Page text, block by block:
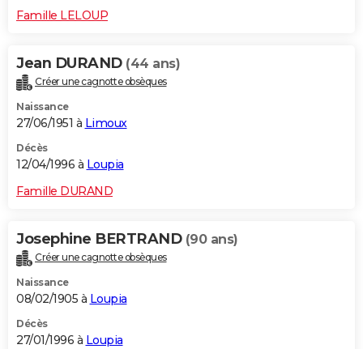
Famille LELOUP
Jean DURAND (44 ans)
Créer une cagnotte obsèques
Naissance
27/06/1951 à Limoux
Décès
12/04/1996 à Loupia
Famille DURAND
Josephine BERTRAND (90 ans)
Créer une cagnotte obsèques
Naissance
08/02/1905 à Loupia
Décès
27/01/1996 à Loupia